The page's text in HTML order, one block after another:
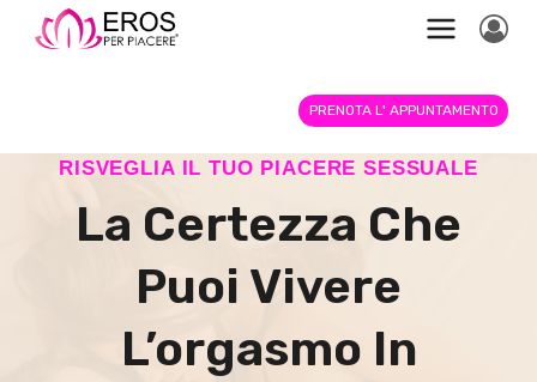
Salta
PRENOTA L' APPUNTAMENTO
RISVEGLIA IL TUO PIACERE SESSUALE
La Certezza Che
Puoi Vivere
L’orgasmo In